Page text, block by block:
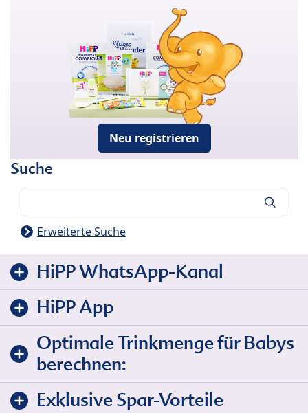
Neu registrieren
Suche
Erweiterte Suche
HiPP WhatsApp-Kanal
HiPP App
Optimale Trinkmenge für Babys
berechnen:
Exklusive Spar-Vorteile